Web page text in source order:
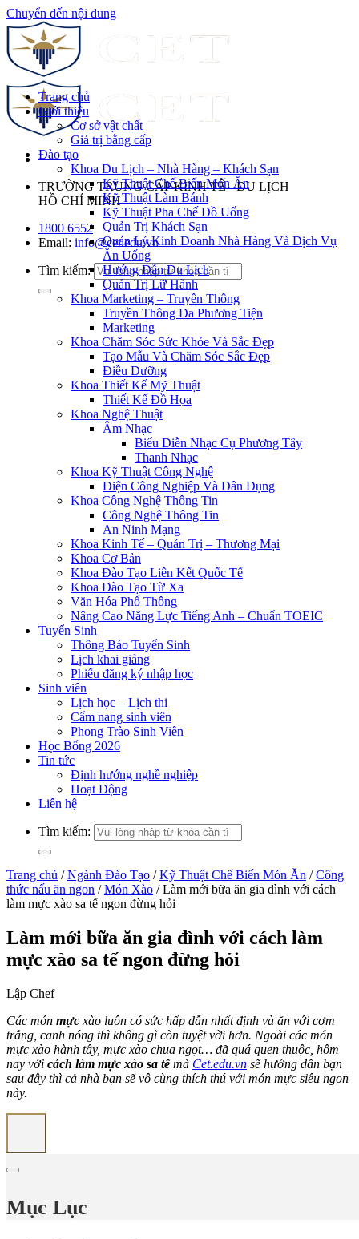
Chuyển đến nội dung
TRƯỜNG TRUNG CẤP KINH TẾ - DU LỊCH
HỒ CHÍ MINH
1800 6552
Email: info@cet.edu.vn
Tìm kiếm:
Trang chủ
Giới thiệu
Cơ sở vật chất
Giá trị bằng cấp
Đào tạo
Khoa Du Lịch – Nhà Hàng – Khách Sạn
Kỹ Thuật Chế Biến Món Ăn
Kỹ Thuật Làm Bánh
Kỹ Thuật Pha Chế Đồ Uống
Quản Trị Khách Sạn
Quản Lý Kinh Doanh Nhà Hàng Và Dịch Vụ
Ăn Uống
Hướng Dẫn Du Lịch
Quản Trị Lữ Hành
Khoa Marketing – Truyền Thông
Truyền Thông Đa Phương Tiện
Marketing
Khoa Chăm Sóc Sức Khỏe Và Sắc Đẹp
Tạo Mẫu Và Chăm Sóc Sắc Đẹp
Điều Dưỡng
Khoa Thiết Kế Mỹ Thuật
Thiết Kế Đồ Họa
Khoa Nghệ Thuật
Âm Nhạc
Biểu Diễn Nhạc Cụ Phương Tây
Thanh Nhạc
Khoa Kỹ Thuật Công Nghệ
Điện Công Nghiệp Và Dân Dụng
Khoa Công Nghệ Thông Tin
Công Nghệ Thông Tin
An Ninh Mạng
Khoa Kinh Tế – Quản Trị – Thương Mại
Khoa Cơ Bản
Khoa Đào Tạo Liên Kết Quốc Tế
Khoa Đào Tạo Từ Xa
Văn Hóa Phổ Thông
Nâng Cao Năng Lực Tiếng Anh – Chuẩn TOEIC
Tuyển Sinh
Thông Báo Tuyển Sinh
Lịch khai giảng
Phiếu đăng ký nhập học
Sinh viên
Lịch học – Lịch thi
Cẩm nang sinh viên
Phong Trào Sinh Viên
Học Bổng 2026
Tin tức
Định hướng nghề nghiệp
Hoạt Động
Liên hệ
Tìm kiếm:
Trang chủ / Ngành Đào Tạo / Kỹ Thuật Chế Biến Món Ăn / Công
thức nấu ăn ngon / Món Xào / Làm mới bữa ăn gia đình với cách
làm mực xào sa tế ngon đừng hỏi
Làm mới bữa ăn gia đình với cách làm
mực xào sa tế ngon đừng hỏi
Lập Chef
Các món mực xào luôn có sức hấp dẫn nhất định và ăn với cơm
trắng, canh nóng thì không gì còn tuyệt vời hơn. Ngoài các món
mực xào hành tây, mực xào chua ngọt… đã quá quen thuộc, hôm
nay với cách làm mực xào sa tếmà Cet.edu.vn sẽ hướng dẫn bạn
sau đây thì cả nhà bạn sẽ vô cùng thích thú với món mực siêu ngon
này.
Mục Lục